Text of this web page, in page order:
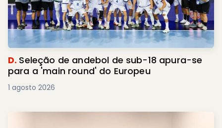
D. Seleção de andebol de sub-18 apura-se
para a 'main round' do Europeu
1 agosto 2026